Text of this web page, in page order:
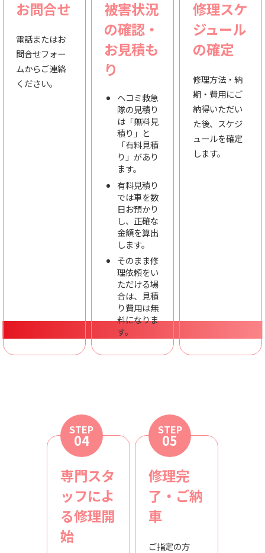
お問合せ
電話またはお
問合せフォー
ムからご連絡
ください。
被害状況
の確認・
お見積も
り
ヘコミ救急
隊の見積り
は「無料見
積り」と
「有料見積
り」があり
ます。
有料見積り
では車を数
日お預かり
し、正確な
金額を算出
します。
そのまま修
理依頼をい
ただける場
合は、見積
り費用は無
料になりま
す。
修理スケ
ジュール
の確定
修理方法・納
期・費用にご
納得いただい
た後、スケジ
ュールを確定
します。
STEP
04
専門スタ
ッフによ
る修理開
始
STEP
05
修理完
了・ご納
車
ご指定の方